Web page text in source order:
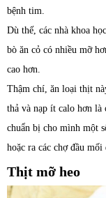
bệnh tim.
Dù thế, các nhà khoa
bò ăn cỏ có nhiều mỡ
cao hơn.
Thậm chí, ăn loại thịt
thả và nạp ít calo hơn là
chuẩn bị cho mình một
hoặc ra các chợ đầu
Thịt mỡ heo